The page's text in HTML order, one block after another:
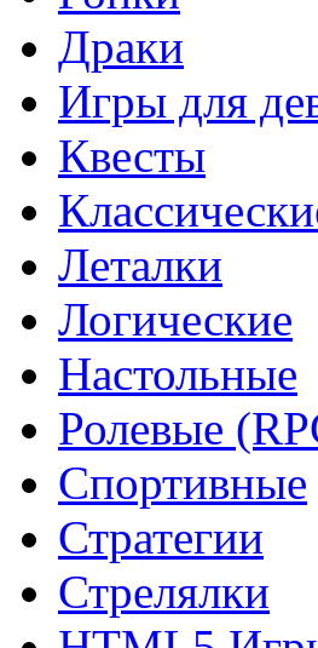
Драки
Игры для
Квесты
Леталки
Логические
Настольные
Ролевые
Спортивные
Стратегии
Стрелялки